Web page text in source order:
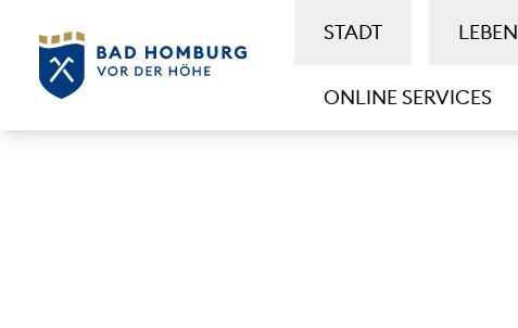
STADT LEBEN
ONLINE SERVICES